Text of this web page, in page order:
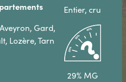
Gard,
Lozère, Tarn
Entier, cru
29% MG